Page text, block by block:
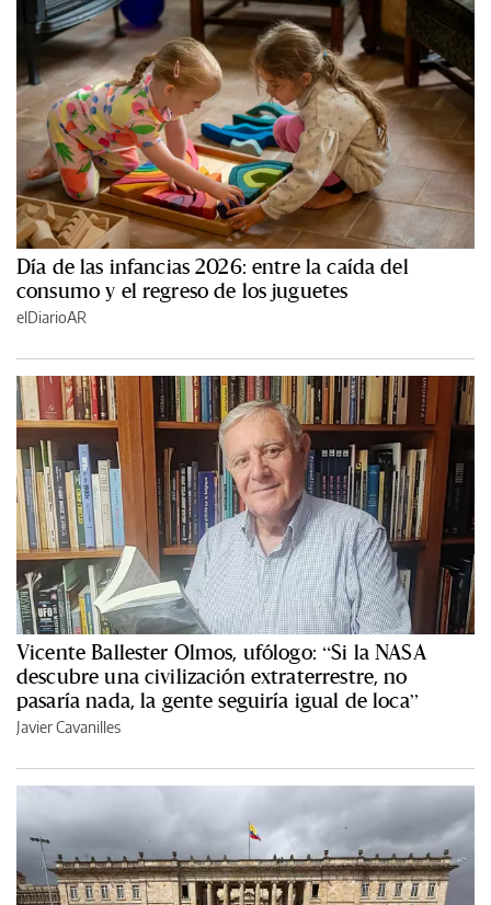
Día de las infancias 2026: entre la caída del
consumo y el regreso de los juguetes
elDiarioAR
Vicente Ballester Olmos, ufólogo: “Si la NASA
descubre una civilización extraterrestre, no
pasaría nada, la gente seguiría igual de loca”
Javier Cavanilles